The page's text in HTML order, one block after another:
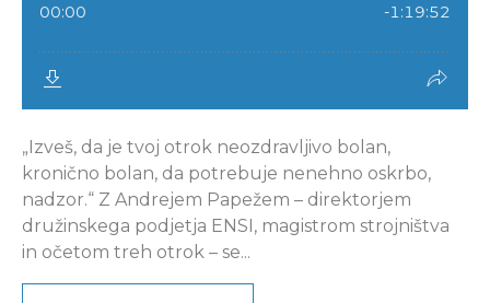
„Izveš, da je tvoj otrok neozdravljivo bolan,
kronično bolan, da potrebuje nenehno oskrbo,
nadzor.“ Z Andrejem Papežem – direktorjem
družinskega podjetja ENSI, magistrom strojništva
in očetom treh otrok – se...